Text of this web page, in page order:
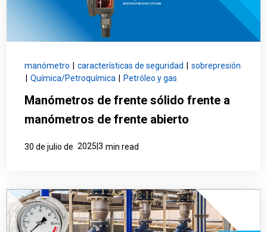
manómetro características de seguridad
sobrepresión
Química/Petroquímica Petróleo y gas
Manómetros de frente sólido frente a
manómetros de frente abierto
30 de julio de 2025|3 min read